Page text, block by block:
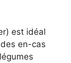
est idéal
en-cas